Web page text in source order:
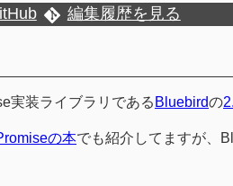
編集履歴を見る
実装ライブラリである Bluebirdの
の本でも紹介してますが、